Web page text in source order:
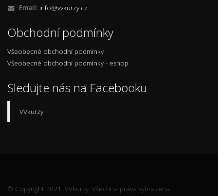
Email: info@vvkurzy.cz
Obchodní podmínky
Všeobecné obchodní podmínky
Všeobecné obchodní podmínky - eshop
Sledujte nás na Facebooku
VVkurzy
© Copyright 2021, VVkurzy. Všechna práva vyhrazena.